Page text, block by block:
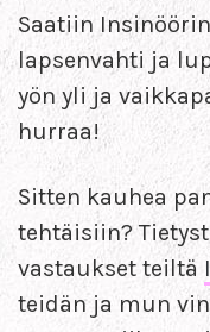
Saatiin
lapsenvahti ja
yön yli ja
hurraa!
Sitten kauhea
tehtäisiin?
vastaukset teiltä
teidän ja mun